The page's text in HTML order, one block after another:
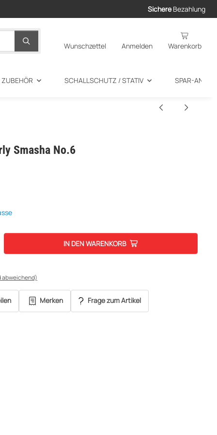
Sichere Bezahlung
Wunschzettel Anmelden Warenkorb
SCHALLSCHUTZ / STATIV SPAR-
Smasha No.6
IN DEN WARENKORB
abweichend)
Merken Frage zum Artikel